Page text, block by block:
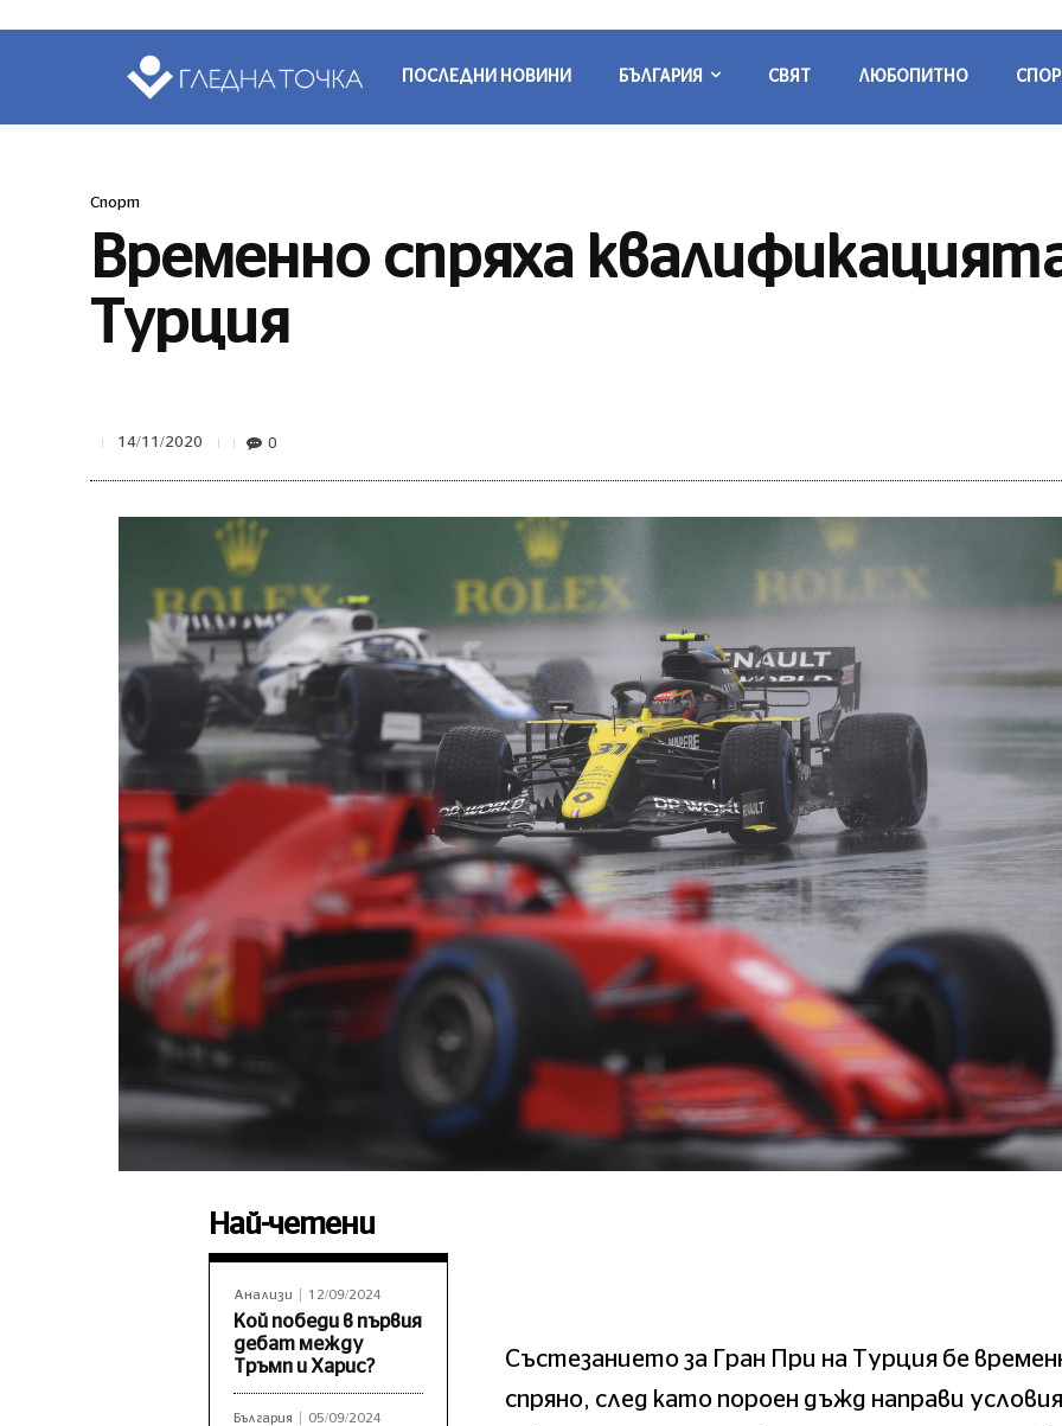
ПОСЛЕДНИ НОВИНИ БЪЛГАРИЯ СВЯТ ЛЮБОПИТНО СПОРТ
Спорт
Временно спряха
Турция
14/11/2020 0
Най-четени
Анализи 12/09/2024
Кой победи в първия
дебат между
Тръмп и Харис?
България 05/09/2024
Състезанието за Гран При на Турция бе
спряно, след като пороен дъжд направи